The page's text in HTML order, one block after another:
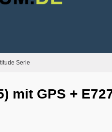
Serie
mit GPS +